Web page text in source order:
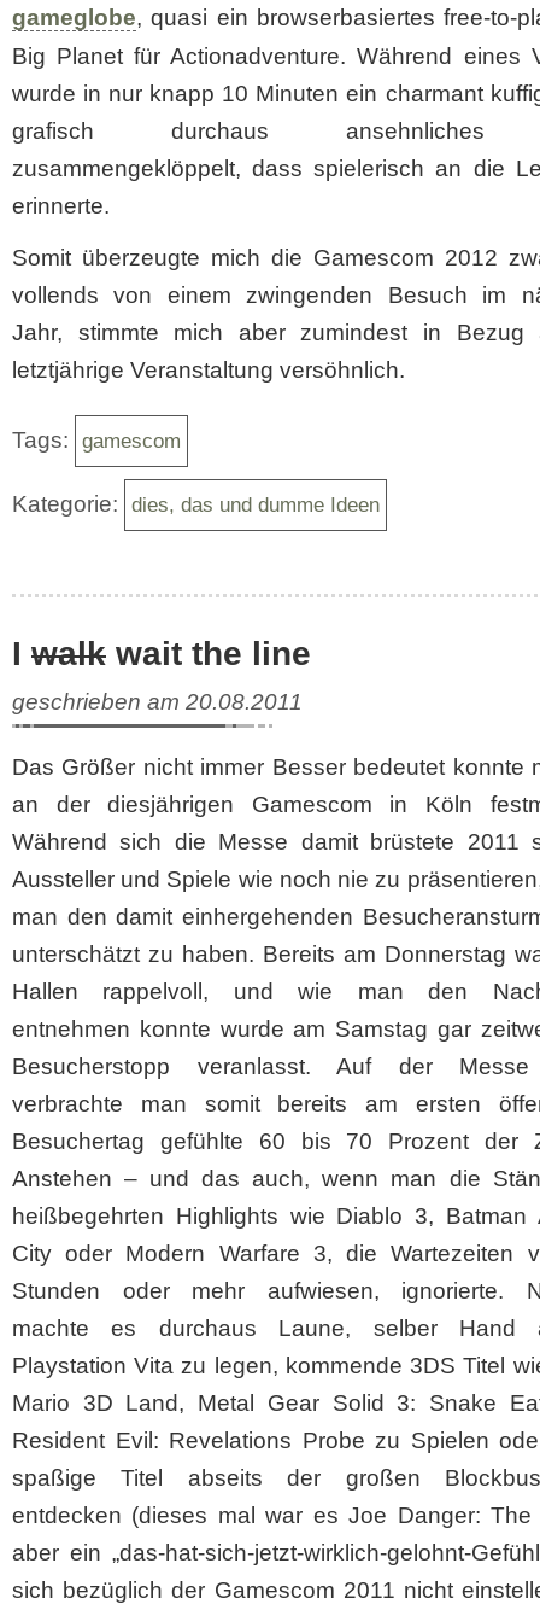
gameglobe, quasi ein browserbasiertes free-to-
Big Planet für Actionadventure. Während eines
wurde in nur knapp 10 Minuten ein charmant
grafisch durchaus ansehnliches
zusammengeklöppelt, dass spielerisch an die
erinnerte.
Somit überzeugte mich die Gamescom 2012
vollends von einem zwingenden Besuch im
Jahr, stimmte mich aber zumindest in Bezug
letztjährige Veranstaltung versöhnlich.
Tags: gamescom
Kategorie: dies, das und dumme Ideen
I walk wait the line
geschrieben am 20.08.2011
Das Größer nicht immer Besser bedeutet konnte
an der diesjährigen Gamescom in Köln
Während sich die Messe damit brüstete 2011
Aussteller und Spiele wie noch nie zu
man den damit einhergehenden
unterschätzt zu haben. Bereits am Donnerstag
Hallen rappelvoll, und wie man den
entnehmen konnte wurde am Samstag gar
Besucherstopp veranlasst. Auf der
verbrachte man somit bereits am ersten
Besuchertag gefühlte 60 bis 70 Prozent der
Anstehen – und das auch, wenn man die
heißbegehrten Highlights wie Diablo 3, Batman
City oder Modern Warfare 3, die Wartezeiten
Stunden oder mehr aufwiesen, ignorierte.
machte es durchaus Laune, selber Hand
Playstation Vita zu legen, kommende 3DS Titel
Mario 3D Land, Metal Gear Solid 3: Snake
Resident Evil: Revelations Probe zu Spielen
spaßige Titel abseits der großen
entdecken (dieses mal war es Joe Danger: The
aber ein „das-hat-sich-jetzt-wirklich-gelohnt-
sich bezüglich der Gamescom 2011 nicht